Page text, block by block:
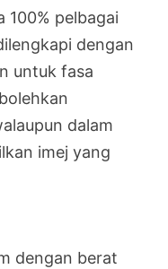
100% pelbagai
dengan
untuk fasa
dalam
imej yang
dengan berat